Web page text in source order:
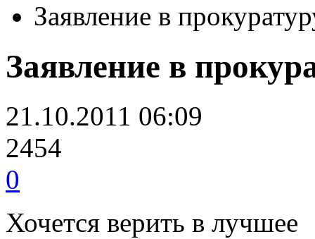
Заявление в
Заявление в
21.10.2011 06:09
2454
0
Хочется верить в лучшее